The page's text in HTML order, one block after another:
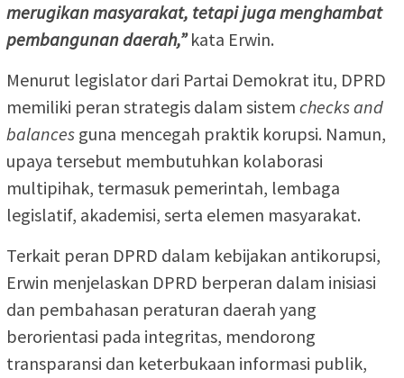
merugikan masyarakat, tetapi juga menghambat
pembangunan daerah,”kata Erwin.
Menurut legislator dari Partai Demokrat itu, DPRD
memiliki peran strategis dalam sistem checks and
balances guna mencegah praktik korupsi. Namun,
upaya tersebut membutuhkan kolaborasi
multipihak, termasuk pemerintah, lembaga
legislatif, akademisi, serta elemen masyarakat.
Terkait peran DPRD dalam kebijakan antikorupsi,
Erwin menjelaskan DPRD berperan dalam inisiasi
dan pembahasan peraturan daerah yang
berorientasi pada integritas, mendorong
transparansi dan keterbukaan informasi publik,